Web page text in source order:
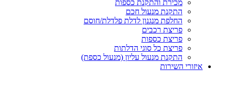
מכירת והתקנת כספות
התקנת מנעול חכם
החלפת מנגנון לדלת פלדלת/חוסם
פריצת רכבים
פריצת כספות
פריצת כל סוגי הדלתות
התקנת מנעול עליון (מנעול כספת)
איזורי השירות